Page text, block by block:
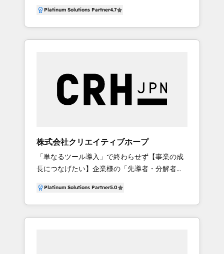
グで届けます。 「自分事」として受け取れる情
Hub ・Marketing Hub ・Sales Hub ・Service
気軽にお問い合わせください。
ワンストップでサービスを提供。世界中で利用
HubSpotをメインに活用し、成果改善のコンサ
ルティングや運用代行まで行っています。 ②デ
サポート。 HubSpotと他のツールからのデータ
を一元化し、ビジネスの変化に合わせた効果的
なデータ活用の方法をご提案します。 また、
デジタル×マーケティング全般の悩みも高い専門
性をもって支援可能となります。
てWebサイトを核としたBtoBマーケティングの
実行支援を行ってまいりました。 リードジェネ
レーションからカスタマーサクセスまでの
内トップクラスの実績を持つ、HubSpotパート
ナーです。 BtoB企業のマーケティング・営業活
動のPDCAを回し続けられるよう、HubSpotの
供も行っています。 HubSpot関連サービスのご
紹介 ・インバウンドマーケティング戦略策定 ・
マーケティングサイト構築 ・HubSpot導入支援
・HubSpot運用代行 ・コンテンツ制作支援 ・
で開催されるHubSpot社のイベント
「INBOUND」には毎年参加し、HubSpotの最
Platinum Solutions Partner4.7
株式会社クリエイティブホープ
「単なるツール導入」で終わらせず【事業の成
長につなげたい】企業様の「先導者・分解者・
私たちクリエイティブホープは活動していま
す。 当社は30名以上の有資格者が在籍し、マー
ケティング・インサイドセールス・フィールド
Platinum Solutions Partner5.0